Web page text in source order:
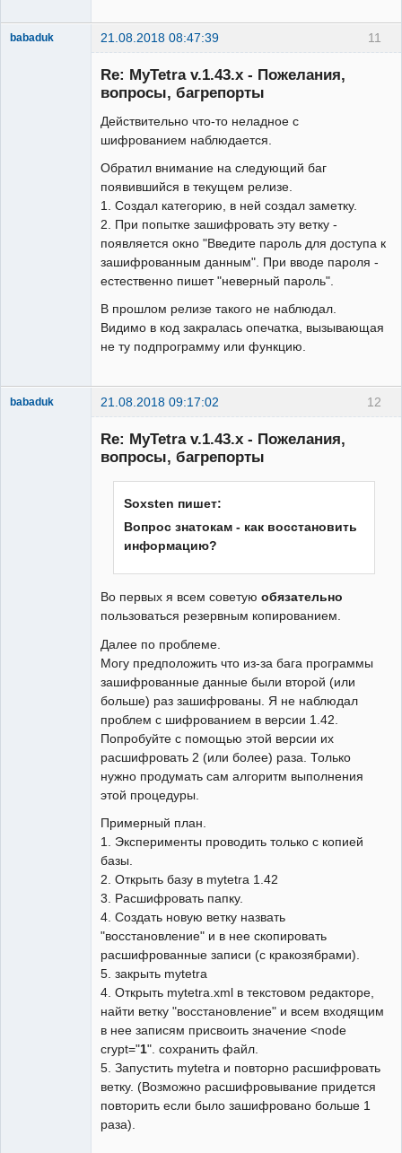
11
babaduk 21.08.2018 08:47:39
Re: MyTetra v.1.43.x - Пожелания,
вопросы, багрепорты
Действительно что-то неладное с
шифрованием наблюдается.
Обратил внимание на следующий баг
появившийся в текущем релизе.
1. Создал категорию, в ней создал заметку.
2. При попытке зашифровать эту ветку -
появляется окно "Введите пароль для доступа к
зашифрованным данным". При вводе пароля -
естественно пишет "неверный пароль".
В прошлом релизе такого не наблюдал.
Видимо в код закралась опечатка, вызывающая
не ту подпрограмму или функцию.
12
babaduk 21.08.2018 09:17:02
Re: MyTetra v.1.43.x - Пожелания,
вопросы, багрепорты
Soxsten пишет:
Вопрос знатокам - как восстановить
информацию?
Во первых я всем советую обязательно
пользоваться резервным копированием.
Далее по проблеме.
Могу предположить что из-за бага программы
зашифрованные данные были второй (или
больше) раз зашифрованы. Я не наблюдал
проблем с шифрованием в версии 1.42.
Попробуйте с помощью этой версии их
расшифровать 2 (или более) раза. Только
нужно продумать сам алгоритм выполнения
этой процедуры.
Примерный план.
1. Эксперименты проводить только с копией
базы.
2. Открыть базу в mytetra 1.42
3. Расшифровать папку.
4. Создать новую ветку назвать
"восстановление" и в нее скопировать
расшифрованные записи (с кракозябрами).
5. закрыть mytetra
4. Открыть mytetra.xml в текстовом редакторе,
найти ветку "восстановление" и всем входящим
в нее записям присвоить значение <node
crypt="1". сохранить файл.
5. Запустить mytetra и повторно расшифровать
ветку. (Возможно расшифровывание придется
повторить если было зашифровано больше 1
раза).